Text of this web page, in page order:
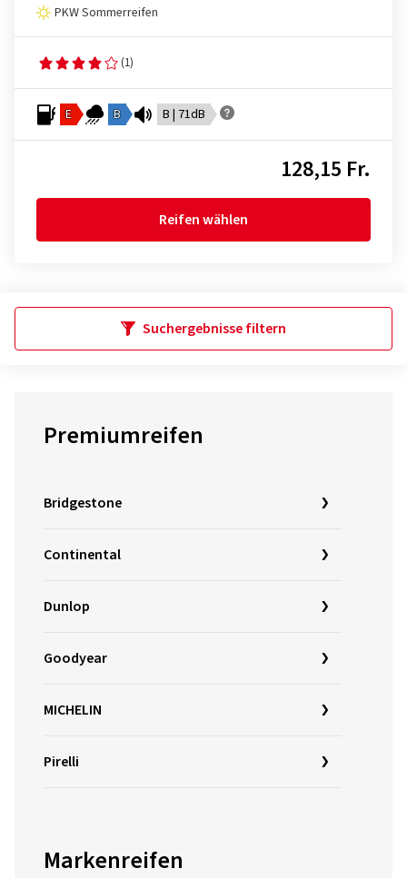
PKW Sommerreifen
(1)
E B B | 71dB
128,15 Fr.
Reifen wählen
Suchergebnisse filtern
Premiumreifen
Bridgestone
Continental
Dunlop
Goodyear
MICHELIN
Pirelli
Markenreifen